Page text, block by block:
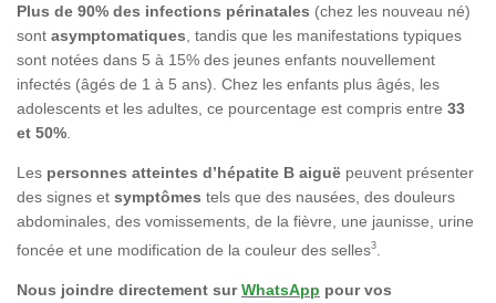
Plus de 90% des infections périnatales (chez les nouveau né)
sont asymptomatiques , tandis que les manifestations typiques
sont notées dans 5 à 15% des jeunes enfants nouvellement
infectés (âgés de 1 à 5 ans). Chez les enfants plus âgés, les
adolescents et les adultes, ce pourcentage est compris entre 33
et 50%
Les personnes atteintes d’hépatite B aiguë peuvent présenter
des signes et symptômes tels que des nausées, des douleurs
abdominales, des vomissements, de la fièvre, une jaunisse, urine
foncée et une modification de la couleur des selles3
Nous joindre directement surWhatsApp pour vos